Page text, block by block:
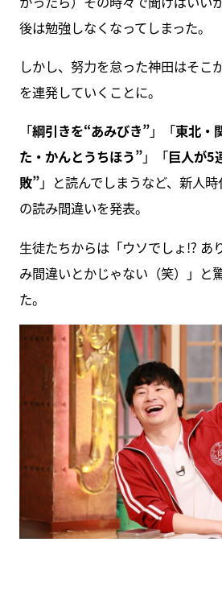
後は勉強しなくなってしまった。
しかし、努力を怠った神田はそこ
を連発していくことに。
「綱引きを“あみびき”」「東北・
た・かんとうちほう”」「巨人が5
敗”」と読んでしまうなど、新人
の読み間違いを発表。
生徒たちからは「ウソでしょ!? あ
み間違いとかじゃない（笑）」と
た。